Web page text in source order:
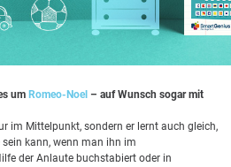
um Romeo-Noel – auf Wunsch sogar mit
im Mittelpunkt, sondern er lernt auch gleich,
kann, wenn man ihn im
der Anlaute buchstabiert oder in